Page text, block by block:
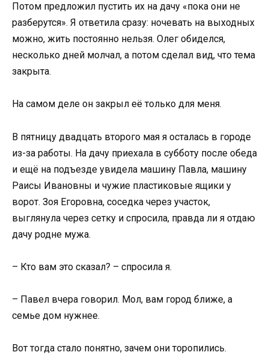
Потом предложил пустить их на дачу «пока они не
разберутся». Я ответила сразу: ночевать на выходных
можно, жить постоянно нельзя. Олег обиделся,
несколько дней молчал, а потом сделал вид, что тема
закрыта.
На самом деле он закрыл её только для меня.
В пятницу двадцать второго мая я осталась в городе
из-за работы. На дачу приехала в субботу после обеда
и ещё на подъезде увидела машину Павла, машину
Раисы Ивановны и чужие пластиковые ящики у
ворот. Зоя Егоровна, соседка через участок,
выглянула через сетку и спросила, правда ли я отдаю
дачу родне мужа.
– Кто вам это сказал? – спросила я.
– Павел вчера говорил. Мол, вам город ближе, а
семье дом нужнее.
Вот тогда стало понятно, зачем они торопились.